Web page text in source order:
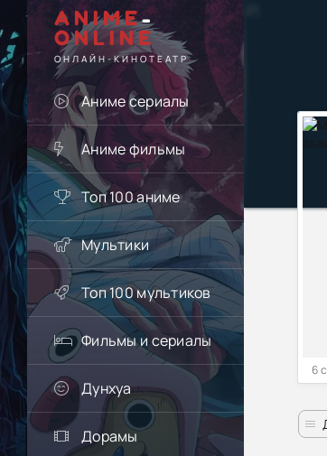
ANIME-
ONLINE
ОНЛАЙН-КИНОТЕАТР
Аниме сериалы
Аниме фильмы
Топ 100 аниме
Мультики
Топ 100 мультиков
Фильмы и сериалы
Дунхуа
Дорамы
6